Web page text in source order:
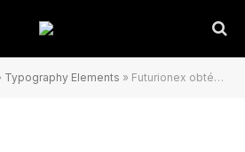
Typography Elements » Futurionex obtém certificação FSP na Nova Zelândia e estrutura de operação regulatória fica ainda mais definida